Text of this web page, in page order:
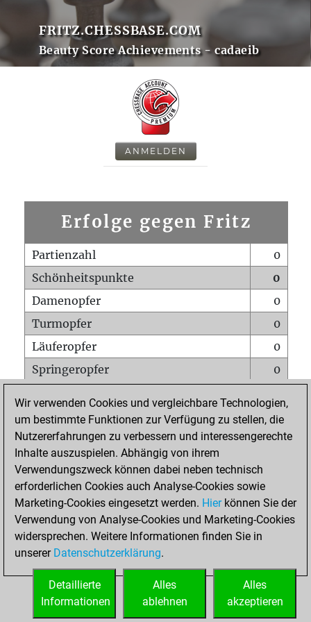
FRITZ.CHESSBASE.COM
Beauty Score Achievements - cadaeib
ANMELDEN
Erfolge gegen Fritz
Partienzahl
0
Schönheitspunkte
0
Damenopfer
0
Turmopfer
0
Läuferopfer
0
Springeropfer
0
Matt auf vollem Brett
0
Bauer setzt Matt
0
Erstickte Matts
Unterverwandlungen
Türme auf der siebten
0
STARTSEITE
Wir verwenden Cookies und vergleichbare Technologien,
um bestimmte Funktionen zur Verfügung zu stellen, die
Nutzererfahrungen zu verbessern und interessengerechte
Inhalte auszuspielen. Abhängig von ihrem
Verwendungszweck können dabei neben technisch
erforderlichen Cookies auch Analyse-Cookies sowie
Marketing-Cookies eingesetzt werden. Hierkönnen Sie der
Verwendung von Analyse-Cookies und Marketing-Cookies
widersprechen. Weitere Informationen finden Sie in
unserer Datenschutzerklärung.
Alles
akzeptieren
Alles
ablehnen
Detaillierte
Informationen